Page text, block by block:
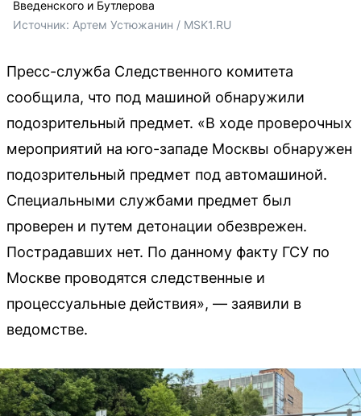
Введенского и Бутлерова
Источник: Артем Устюжанин / MSK1.RU
Пресс-служба Следственного комитета
сообщила, что под машиной обнаружили
подозрительный предмет. «В ходе проверочных
мероприятий на юго-западе Москвы обнаружен
подозрительный предмет под автомашиной.
Специальными службами предмет был
проверен и путем детонации обезврежен.
Пострадавших нет. По данному факту ГСУ по
Москве проводятся следственные и
процессуальные действия», — заявили в
ведомстве.